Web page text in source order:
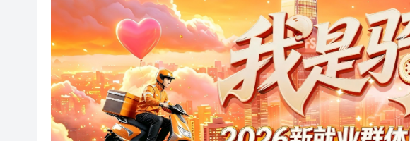
中國人形機器人今年產量料破10萬台
對沖基金沽空日圓倉位創19年新高
長平丨長沙為什麼要為騎手辦專場晚會？
有片丨12樓驚魂！男子被狂風「吸出」墜入綠化
甘肅山體滑坡致21人遇難